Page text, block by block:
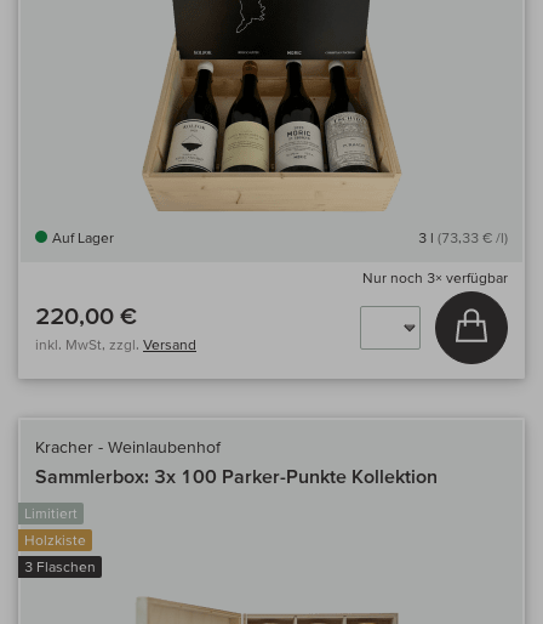
Auf Lager 3 l (73,33 € /l)
Nur noch 3× verfügbar
220,00 €
inkl. MwSt, zzgl. Versand
In
Kracher - Weinlaubenhof
Sammlerbox: 3x 100 Parker-Punkte Kollektion
Limitiert
Holzkiste
3 Flaschen